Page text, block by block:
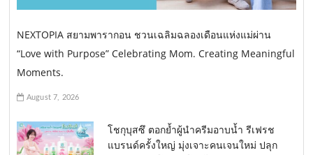
NEXTOPIA สยามพารากอน ชวนเฉลิมฉลองเดือนแห่งแม่ผ่าน
“Love with Purpose” Celebrating Mom. Creating Meaningful
Moments.
August 7, 2026
โชกุบุสซึ ตอกย้ำผู้นำครีมอาบน้ำ รีเฟรช
แบรนด์ครั้งใหญ่ มุ่งเจาะคนเจนใหม่ ปลุก